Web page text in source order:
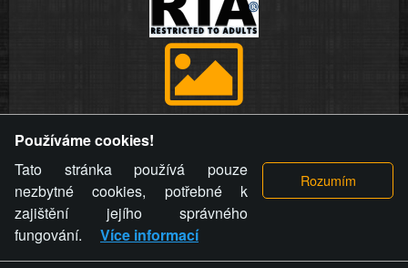
videa a komentáře. Osoba, které se toto opatření provozovatele
stránky týče, ani osoba, která umístila fotografii nebo video na
stránku, nemůže z důvodu odstranění fotografie, videa nebo
komentáře pro výše uvedenou okolnost uplatnit vůči
provozovateli stránky žádný nárok na náhradu škody nebo
nemajetkové újmy.
Používáme cookies!
Tato stránka používá pouze
nezbytné cookies, potřebné k
zajištění jejího správného
fungování.
Více informací